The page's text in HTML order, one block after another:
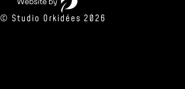
© Studio Orkidées 2026